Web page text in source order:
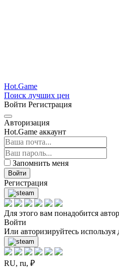
Hot.Game
Поиск лучших цен
Войти Регистрация
Авторизация
Hot.Game аккаунт
Запомнить меня
Войти
Регистрация
Для этого вам понадобится
Войти
Или авторизируйтесь используя
RU, ru, ₽